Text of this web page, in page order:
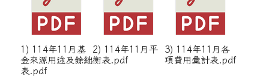
1) 114年11月基
金來源用途及餘絀
表.pdf
2) 114年11月平
衡表.pdf
3) 114年11月各
項費用彙計表.pdf